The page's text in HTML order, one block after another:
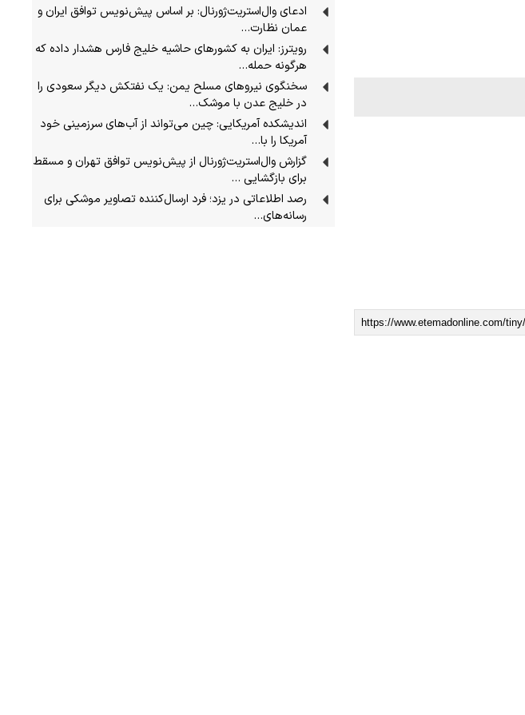
ادعای وال‌استریت‌ژورنال: بر اساس پیش‌نویس توافق ایران و
عمان نظارت…
رویترز: ایران به کشورهای حاشیه خلیج فارس هشدار داده که
هرگونه حمله…
سخنگوی نیرو‌های مسلح یمن: یک نفتکش دیگر سعودی را
در خلیج عدن با موشک…
اندیشکده آمریکایی: چین می‌تواند از آب‌های سرزمینی خود
آمریکا را با…
گزارش وال‌استریت‌ژورنال از پیش‌نویس توافق تهران و مسقط
برای بازگشایی …
رصد اطلاعاتی در یزد؛ فرد ارسال‌کننده تصاویر موشکی برای
رسانه‌های…